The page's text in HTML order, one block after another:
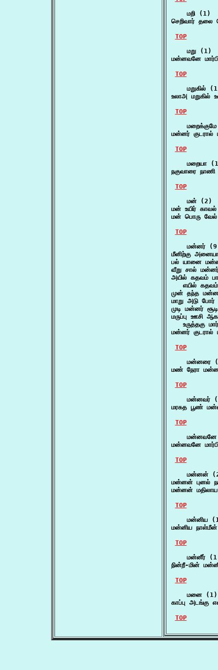
    மறி (1)
செறிவார் தலை
TOP
    மறு (1)
மன்னவனே
TOP
மறுகில்
உலாஅ மறுகில்
TOP
மன்னர்
TOP
மறையா
நகுவாரை
TOP
    மன் (2)
மன் உயிர்
மன் பொரு
TOP
மன்னர்
மீனிற்கு
பல் யானை
வீறு சால்
அயில் கதவம்
எயில்
முன் தந்த
மாறு அடு
முடி மன்னர்
மருப்பு ஊசி
உருத்தகு
மன்னர்
TOP
மன்னரை
மண் நேரா
TOP
மன்னவர்
மரகத பூண்
TOP
மன்னவனே
மன்னவனே
TOP
மன்னன்
மன்னன் புனல்
மன்னன்
TOP
மன்னிய
மன்னிய
TOP
மன்னீர்
நின்றீ-மின்
TOP
    மனை (1)
காப்பு
TOP